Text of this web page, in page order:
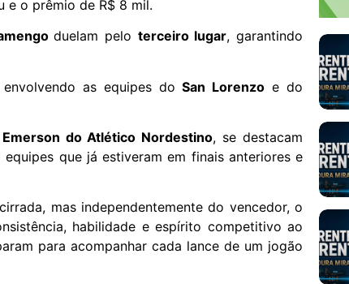
e o prêmio de R$ 8 mil.
duelam pelo terceiro lugar, garantindo
as equipes doSan Lorenzo e do
Emerson do Atlético Nordestino, se destacam
que já estiveram em finais anteriores e
mas independentemente do vencedor, o
habilidade e espírito competitivo ao
para acompanhar cada lance de um jogão